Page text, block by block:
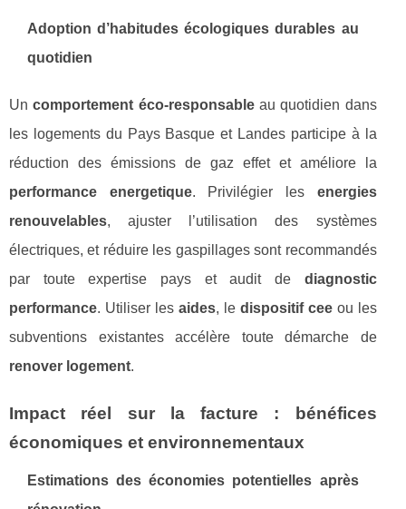
Adoption d’habitudes écologiques durables au
quotidien
Uncomportement éco-responsableau quotidien dans
les logements du Pays Basque et Landes participe à la
réduction des émissions de gaz effet et améliore la
performance energetique. Privilégier les energies
renouvelables, ajuster l’utilisation des systèmes
électriques, et réduire les gaspillages sont recommandés
par toute expertise pays et audit de diagnostic
performance. Utiliser les aides, le dispositif ceeou les
subventions existantes accélère toute démarche de
renover logement.
Impact réel sur la facture : bénéfices
économiques et environnementaux
Estimations des économies potentielles après